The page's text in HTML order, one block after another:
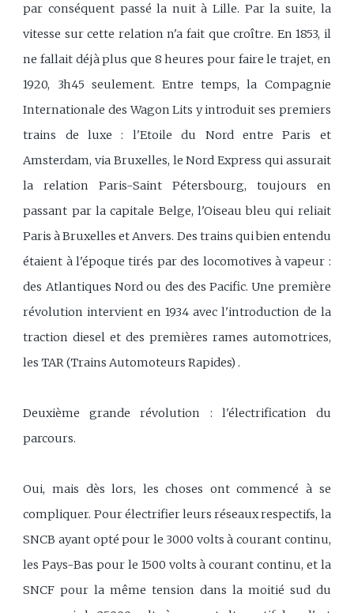
par conséquent passé la nuit à Lille. Par la suite, la
vitesse sur cette relation n'a fait que croître. En 1853, il
ne fallait déjà plus que 8 heures pour faire le trajet, en
1920, 3h45 seulement. Entre temps, la Compagnie
Internationale des Wagon Lits y introduit ses premiers
trains de luxe : l'Etoile du Nord entre Paris et
Amsterdam, via Bruxelles, le Nord Express qui assurait
la relation Paris-Saint Pétersbourg, toujours en
passant par la capitale Belge, l'Oiseau bleu qui reliait
Paris à Bruxelles et Anvers. Des trains qui bien entendu
étaient à l'époque tirés par des locomotives à vapeur :
des Atlantiques Nord ou des des Pacific. Une première
révolution intervient en 1934 avec l'introduction de la
traction diesel et des premières rames automotrices,
les TAR (Trains Automoteurs Rapides) .
Deuxième grande révolution : l'électrification du
parcours.
Oui, mais dès lors, les choses ont commencé à se
compliquer. Pour électrifier leurs réseaux respectifs, la
SNCB ayant opté pour le 3000 volts à courant continu,
les Pays-Bas pour le 1500 volts à courant continu, et la
SNCF pour la même tension dans la moitié sud du